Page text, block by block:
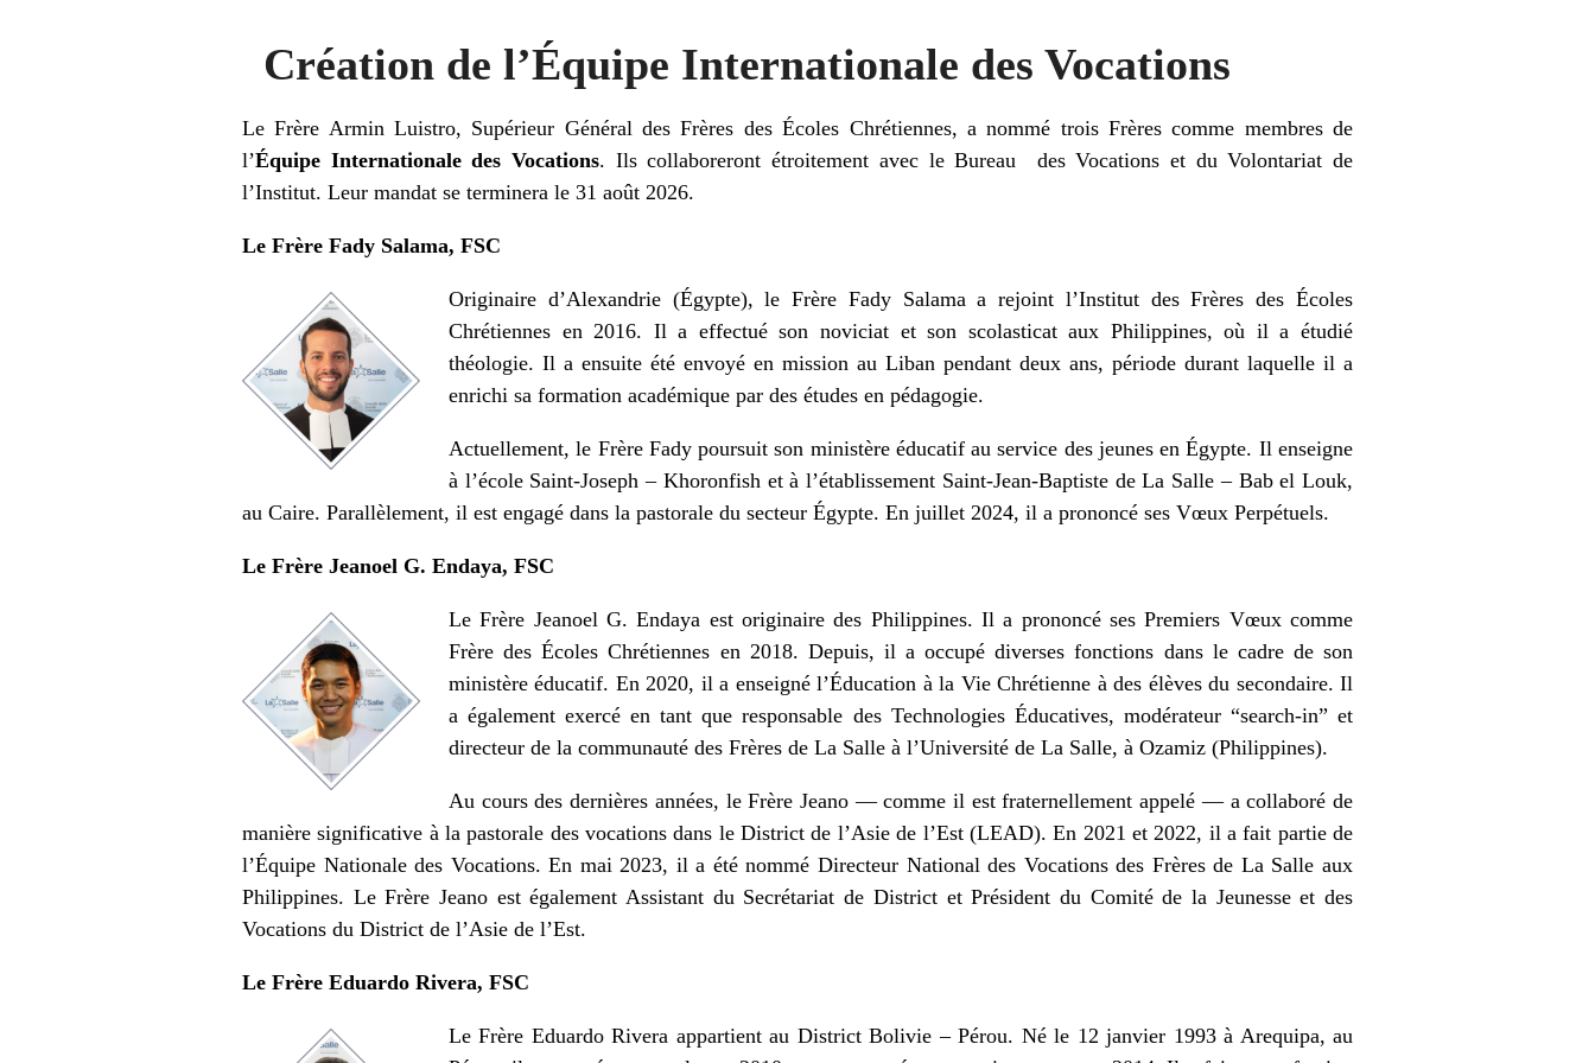
Création de l’Équipe Internationale des Vocations
Le Frère Armin Luistro, Supérieur Général des Frères des Écoles Chrétiennes, a nommé trois Frères comme membres de
l’Équipe Internationale des Vocations. Ils collaboreront étroitement avec le Bureau des Vocations et du Volontariat de
l’Institut. Leur mandat se terminera le 31 août 2026.
Le Frère Fady Salama, FSC
Originaire d’Alexandrie (Égypte), le Frère Fady Salama a rejoint l’Institut des Frères des Écoles
Chrétiennes en 2016. Il a effectué son noviciat et son scolasticat aux Philippines, où il a étudié
théologie. Il a ensuite été envoyé en mission au Liban pendant deux ans, période durant laquelle il a
enrichi sa formation académique par des études en pédagogie.
Actuellement, le Frère Fady poursuit son ministère éducatif au service des jeunes en Égypte. Il enseigne
à l’école Saint-Joseph – Khoronfish et à l’établissement Saint-Jean-Baptiste de La Salle – Bab el Louk,
au Caire. Parallèlement, il est engagé dans la pastorale du secteur Égypte. En juillet 2024, il a prononcé ses Vœux Perpétuels.
Le Frère Jeanoel G. Endaya, FSC
Le Frère Jeanoel G. Endaya est originaire des Philippines. Il a prononcé ses Premiers Vœux comme
Frère des Écoles Chrétiennes en 2018. Depuis, il a occupé diverses fonctions dans le cadre de son
ministère éducatif. En 2020, il a enseigné l’Éducation à la Vie Chrétienne à des élèves du secondaire. Il
a également exercé en tant que responsable des Technologies Éducatives, modérateur “search-in” et
directeur de la communauté des Frères de La Salle à l’Université de La Salle, à Ozamiz (Philippines).
Au cours des dernières années, le Frère Jeano — comme il est fraternellement appelé — a collaboré de
manière significative à la pastorale des vocations dans le District de l’Asie de l’Est (LEAD). En 2021 et 2022, il a fait partie de
l’Équipe Nationale des Vocations. En mai 2023, il a été nommé Directeur National des Vocations des Frères de La Salle aux
Philippines. Le Frère Jeano est également Assistant du Secrétariat de District et Président du Comité de la Jeunesse et des
Vocations du District de l’Asie de l’Est.
Le Frère Eduardo Rivera, FSC
Le Frère Eduardo Rivera appartient au District Bolivie – Pérou. Né le 12 janvier 1993 à Arequipa, au